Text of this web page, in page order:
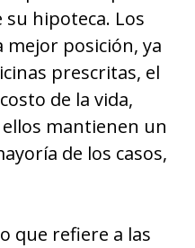
su hipoteca. Los
mejor posición, ya
prescritas, el
de la vida,
mantienen un
de los casos,
que refiere a las